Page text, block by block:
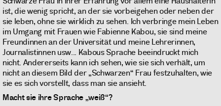
ist, die wenig spricht, an der sie vorbeigehen oder neben der
sie leben, ohne sie wirklich zu sehen. Ich verbringe mein Leben
im Umgang mit Frauen wie Fabienne Kabou, sie sind meine
Freundinnen an der Universität und meine Lehrerinnen,
Journalistinnen usw... Kabous Sprache beeindruckt mich
nicht. Andererseits kann ich sehen, wie sie sich verhält, um
nicht an diesem Bild der „Schwarzen“ Frau festzuhalten, wie
sie es sich vorstellt, dass man sie ansieht.
Macht sie ihre Sprache „weiß“?